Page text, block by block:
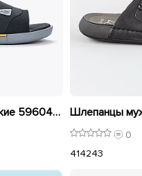
Шлепанцы Rider мужские 596042 Черные
0
414243